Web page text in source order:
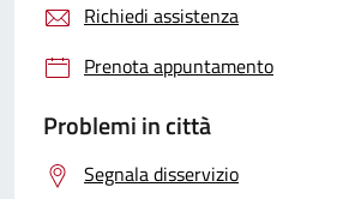
Richiedi assistenza
Prenota appuntamento
Problemi in città
Segnala disservizio